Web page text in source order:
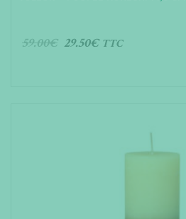
59.00€ 29.50€ TTC